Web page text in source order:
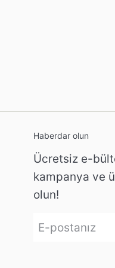
Haberdar olun
Ücretsiz e-
kampanya ve
olun!